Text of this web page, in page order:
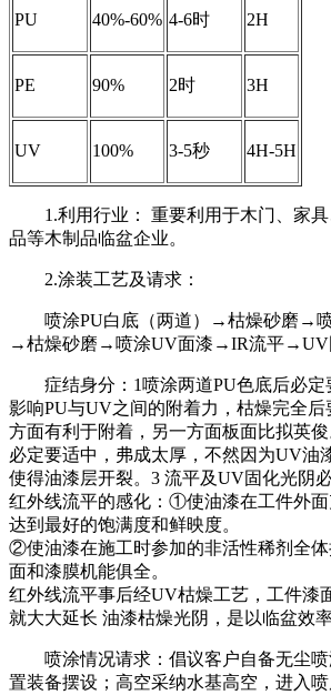
PU 40%-60% 4-6时 2H
PE 90% 2时 3H
UV 100% 3-5秒 4H-5H
1.利用行业： 重要利用于木门、家
品等木制品临盆企业。
2.涂装工艺及请求：
喷涂PU白底（两道）→枯燥砂磨→喷
→枯燥砂磨→喷涂UV面漆→IR流平→UV
症结身分：1喷涂两道PU色底后必
影响PU与UV之间的附着力，枯燥完全
方面有利于附着，另一方面板面比拟英
必定要适中，弗成太厚，不然因为UV油
使得油漆层开裂。3 流平及UV固化光阴
红外线流平的感化：①使油漆在工件外
达到最好的饱满度和鲜映度。
②使油漆在施工时参加的非活性稀剂全
面和漆膜机能俱全。
红外线流平事后经UV枯燥工艺，工件漆
就大大延长 油漆枯燥光阴，是以临盆效率
喷涂情况请求：倡议客户自备无尘
置装备摆设；高空采纳水基高空，进入